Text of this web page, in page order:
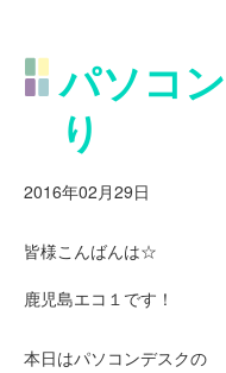
パソコ
り
2016年02月29日
皆様こんばんは☆
鹿児島エコ１です！
本日はパソコンデスクの